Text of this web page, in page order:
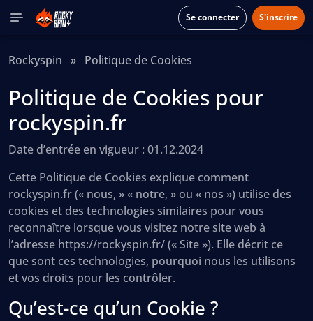
Se connecter S'inscrire
Rockyspin » Politique de Cookies
Politique de Cookies pour
rockyspin.fr
Date d’entrée en vigueur : 01.12.2024
Cette Politique de Cookies explique comment
rockyspin.fr (« nous, » « notre, » ou « nos ») utilise des
cookies et des technologies similaires pour vous
reconnaître lorsque vous visitez notre site web à
l’adresse https://rockyspin.fr/ (« Site »). Elle décrit ce
que sont ces technologies, pourquoi nous les utilisons
et vos droits pour les contrôler.
Qu’est-ce qu’un Cookie ?